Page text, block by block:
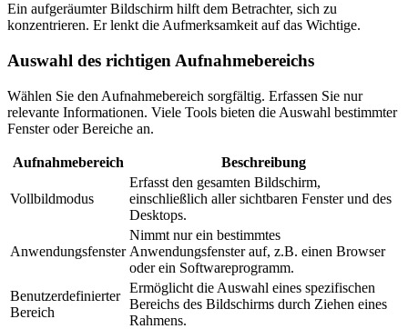
Ein aufgeräumter Bildschirm hilft dem Betrachter, sich zu
konzentrieren. Er lenkt die Aufmerksamkeit auf das Wichtige.
Auswahl des richtigen Aufnahmebereichs
Wählen Sie den Aufnahmebereich sorgfältig. Erfassen Sie nur
relevante Informationen. Viele Tools bieten die Auswahl bestimmter
Fenster oder Bereiche an.
Aufnahmebereich Beschreibung
Vollbildmodus
Erfasst den gesamten Bildschirm,
einschließlich aller sichtbaren Fenster und des
Desktops.
Anwendungsfenster
Nimmt nur ein bestimmtes
Anwendungsfenster auf, z.B. einen Browser
oder ein Softwareprogramm.
Benutzerdefinierter
Bereich
Ermöglicht die Auswahl eines spezifischen
Bereichs des Bildschirms durch Ziehen eines
Rahmens.